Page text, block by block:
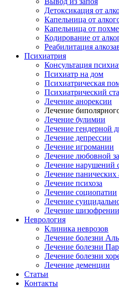
Детоксикация от
Капельница от
Капельница от
Кодирование от
Реабилитация
Психиатрия
Консультация
Психиатр на дом
Психиатрическая
Психиатрический
Лечение анорексии
Лечение
Лечение булимии
Лечение гендерной
Лечение депрессии
Лечение игромании
Лечение любовной
Лечение нарушений
Лечение панических
Лечение психоза
Лечение социопатии
Лечение
Лечение шизофрении
Неврология
Клиника неврозов
Лечение болезни
Лечение болезни
Лечение болезни
Лечение деменции
Статьи
Контакты